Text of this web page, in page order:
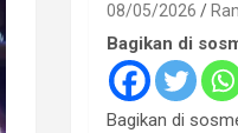
08/05/2026
Bagikan di
Bagikan di